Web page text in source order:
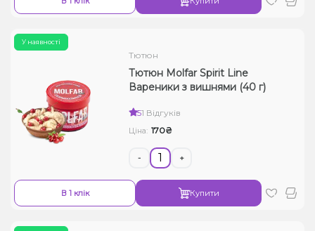
У наявності
Тютюн
Тютюн Molfar Spirit Line
Вареники з вишнями (40 г)
51 Відгуків
Ціна: 170₴
- +
В 1 клік Купити